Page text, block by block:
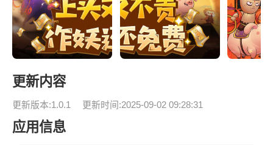
更新内容
更新版本:1.0.1 更新时间:2025-09-02 09:28:31
应用信息